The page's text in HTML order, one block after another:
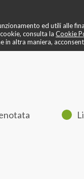
ed utili alle
consulta la Cookie
in altra maniera,